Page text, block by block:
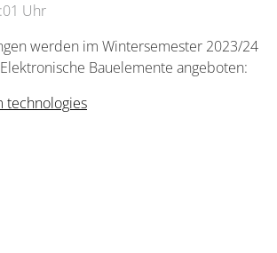
Uhr
werden im Wintersemester 2023/24
Bauelemente angeboten:
technologies
2023/2024